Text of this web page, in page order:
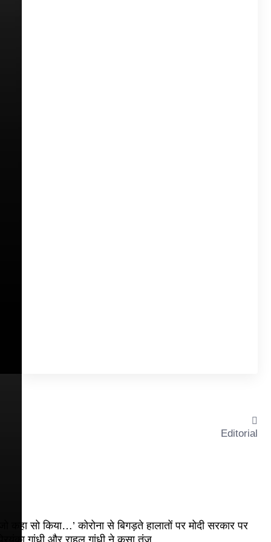
Editorial
‘जो कहा सो किया…’ कोरोना से बिगड़ते हालातों पर मोदी सरकार पर